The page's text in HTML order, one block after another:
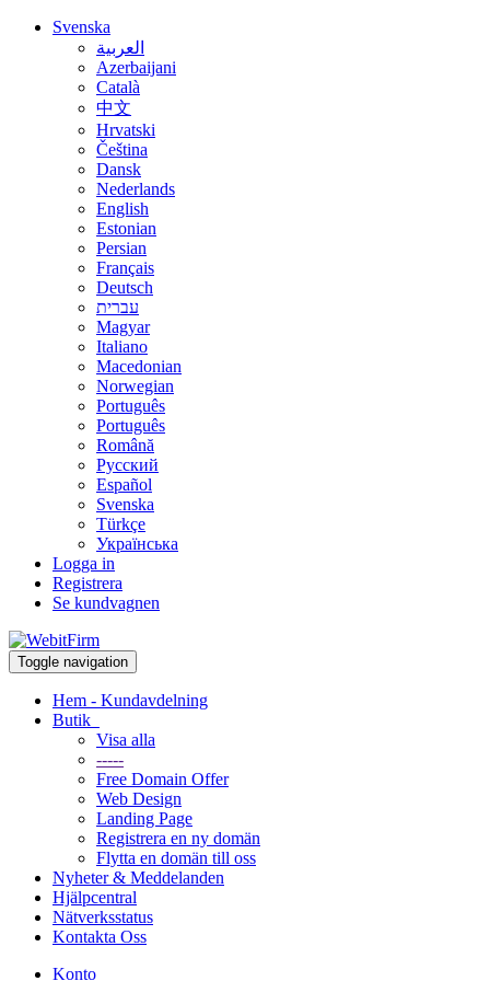
Svenska
العربية
Azerbaijani
Català
中文
Hrvatski
Čeština
Dansk
Nederlands
English
Estonian
Persian
Français
Deutsch
עברית
Magyar
Italiano
Macedonian
Norwegian
Português
Português
Română
Русский
Español
Svenska
Türkçe
Українська
Logga in
Registrera
Se kundvagnen
Toggle navigation
Hem - Kundavdelning
Butik
Visa alla
-----
Free Domain Offer
Web Design
Landing Page
Registrera en ny domän
Flytta en domän till oss
Nyheter & Meddelanden
Hjälpcentral
Nätverksstatus
Kontakta Oss
Konto